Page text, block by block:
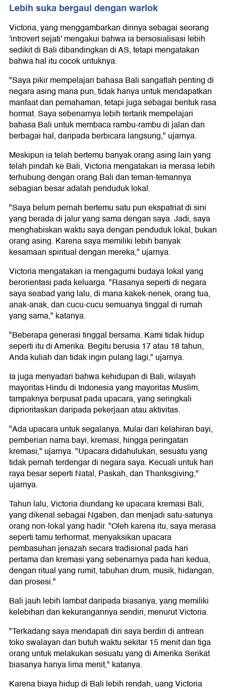
Lebih suka bergaul dengan warlok
Victoria, yang menggambarkan dirinya sebagai seorang
'introvert sejati' mengakui bahwa ia bersosialisasi lebih
sedikit di Bali dibandingkan di AS, tetapi mengatakan
bahwa hal itu cocok untuknya.
"Saya pikir mempelajari bahasa Bali sangatlah penting di
negara asing mana pun, tidak hanya untuk mendapatkan
manfaat dan pemahaman, tetapi juga sebagai bentuk rasa
hormat. Saya sebenarnya lebih tertarik mempelajari
bahasa Bali untuk membaca rambu-rambu di jalan dan
berbagai hal, daripada berbicara langsung," ujarnya.
Meskipun ia telah bertemu banyak orang asing lain yang
telah pindah ke Bali, Victoria mengatakan ia merasa lebih
terhubung dengan orang Bali dan teman-temannya
sebagian besar adalah penduduk lokal.
"Saya belum pernah bertemu satu pun ekspatriat di sini
yang berada di jalur yang sama dengan saya. Jadi, saya
menghabiskan waktu saya dengan penduduk lokal, bukan
orang asing. Karena saya memiliki lebih banyak
kesamaan spiritual dengan mereka," ujarnya.
Victoria mengatakan ia mengagumi budaya lokal yang
berorientasi pada keluarga. "Rasanya seperti di negara
saya seabad yang lalu, di mana kakek-nenek, orang tua,
anak-anak, dan cucu-cucu semuanya tinggal di rumah
yang sama," katanya.
"Beberapa generasi tinggal bersama. Kami tidak hidup
seperti itu di Amerika. Begitu berusia 17 atau 18 tahun,
Anda kuliah dan tidak ingin pulang lagi," ujarnya.
Ia juga menyadari bahwa kehidupan di Bali, wilayah
mayoritas Hindu di Indonesia yang mayoritas Muslim,
tampaknya berpusat pada upacara, yang seringkali
diprioritaskan daripada pekerjaan atau aktivitas.
"Ada upacara untuk segalanya. Mulai dari kelahiran bayi,
pemberian nama bayi, kremasi, hingga peringatan
kremasi," ujarnya. "Upacara didahulukan, sesuatu yang
tidak pernah terdengar di negara saya. Kecuali untuk hari
raya besar seperti Natal, Paskah, dan Thanksgiving,"
ujarnya.
Tahun lalu, Victoria diundang ke upacara kremasi Bali,
yang dikenal sebagai Ngaben, dan menjadi satu-satunya
orang non-lokal yang hadir. "Oleh karena itu, saya merasa
seperti tamu terhormat, menyaksikan upacara
pembasuhan jenazah secara tradisional pada hari
pertama dan kremasi yang sebenarnya pada hari kedua,
dengan ritual yang rumit, tabuhan drum, musik, hidangan,
dan prosesi."
Bali jauh lebih lambat daripada biasanya, yang memiliki
kelebihan dan kekurangannya sendiri, menurut Victoria.
"Terkadang saya mendapati diri saya berdiri di antrean
toko swalayan dan butuh waktu sekitar 15 menit dan tiga
orang untuk melakukan sesuatu yang di Amerika Serikat
biasanya hanya lima menit," katanya.
Karena biaya hidup di Bali lebih rendah, uang Victoria